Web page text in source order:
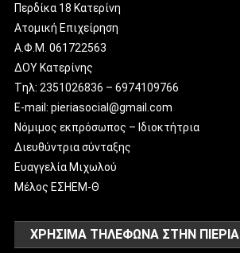
Περδίκα 18 Κατερίνη
Ατομική Επιχείρηση
Α.Φ.Μ. 061722563
ΔΟΥ Κατερίνης
Tηλ: 2351026836 – 6974109766
E-mail: pieriasocial@gmail.com
Νόμιμος εκπρόσωπος – Ιδιοκτήτρια
Διευθύντρια σύνταξης
Ευαγγελία Μιχωλού
Μέλος ΕΣΗΕΜ-Θ
ΧΡΗΣΙΜΑ ΤΗΛΕΦΩΝΑ ΣΤΗΝ ΠΙΕΡΙΑ